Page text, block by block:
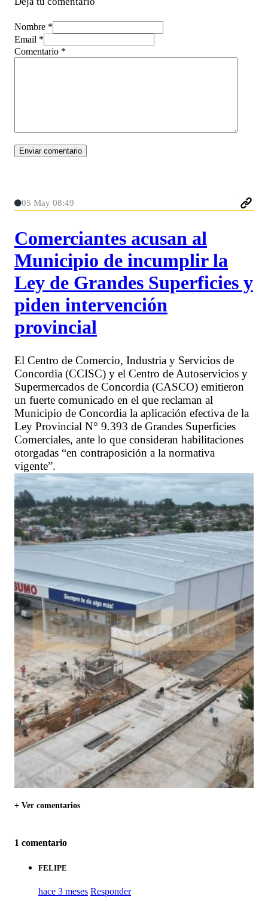
Nombre *
Email *
Comentario *
05 May 08:49
Comerciantes acusan al
Municipio de incumplir la
Ley de Grandes Superficies y
piden intervención
provincial
El Centro de Comercio, Industria y Servicios de
Concordia (CCISC) y el Centro de Autoservicios y
Supermercados de Concordia (CASCO) emitieron
un fuerte comunicado en el que reclaman al
Municipio de Concordia la aplicación efectiva de la
Ley Provincial N° 9.393 de Grandes Superficies
Comerciales, ante lo que consideran habilitaciones
otorgadas “en contraposición a la normativa
vigente”.
+ Ver comentarios
1 comentario
FELIPE
hace 3 meses Responder